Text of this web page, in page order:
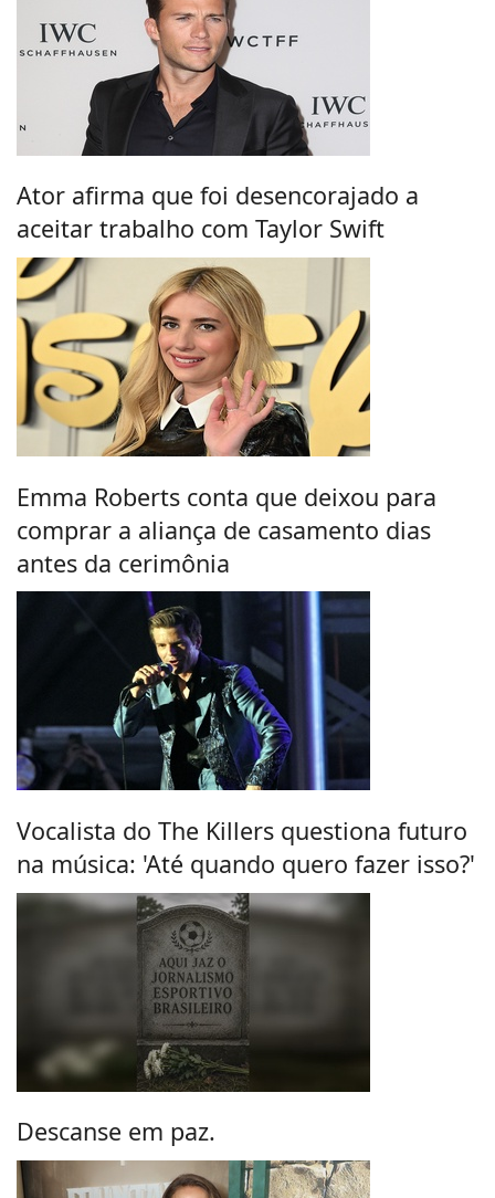
Ator afirma que foi desencorajado a
aceitar trabalho com Taylor Swift
Emma Roberts conta que deixou para
comprar a aliança de casamento dias
antes da cerimônia
Vocalista do The Killers questiona futuro
na música: 'Até quando quero fazer isso?'
Descanse em paz.